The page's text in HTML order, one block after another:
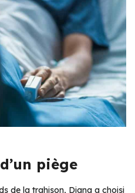
piège
de la trahison, Diana a choisi